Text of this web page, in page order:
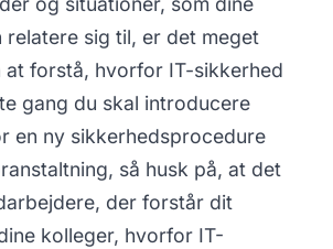
relatere sig til, er det meget
at forstå, hvorfor IT-sikkerhed
gang du skal introducere
en ny sikkerhedsprocedure
så husk på, at det
der forstår dit
kolleger, hvorfor IT-